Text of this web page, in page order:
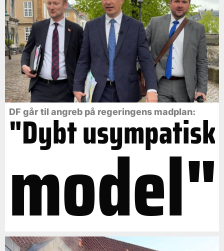
DF går til angreb på regeringens madplan:
"Dybt usympatisk
model"